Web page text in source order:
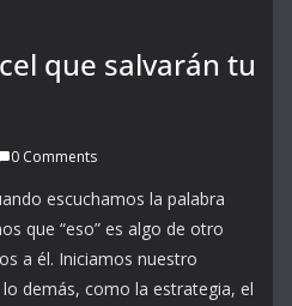
que salvarán tu
0 Comments
escuchamos la palabra
que “eso” es algo de otro
a él. Iniciamos nuestro
demás, como la estrategia, el